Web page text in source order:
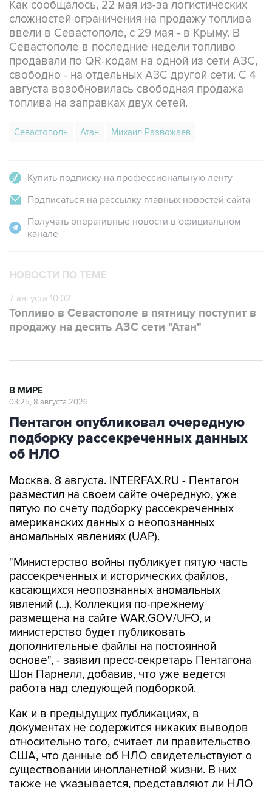
ввели в Севастополе, с 29 мая - в Крыму. В
Севастополе в последние недели топливо
продавали по QR-кодам на одной из сети АЗС,
свободно - на отдельных АЗС другой сети. С 4
августа возобновилась свободная продажа
топлива на заправках двух сетей.
Севастополь Атан Михаил Развожаев
Подписаться на рассылку главных новостей сайта
Получать оперативные новости в официальном
7 августа 10:02
продажу на десять АЗС сети "Атан"
Пентагон опубликовал очередную
подборку рассекреченных данных
об НЛО
Москва. 8 августа. INTERFAX.RU - Пентагон
пятую по счету подборку рассекреченных
американских данных о неопознанных
аномальных явлениях (UAP).
"Министерство войны публикует пятую часть
касающихся неопознанных аномальных
явлений (...). Коллекция по-прежнему
размещена на сайте WAR.GOV/UFO, и
министерство будет публиковать
дополнительные файлы на постоянной
основе", - заявил пресс-секретарь Пентагона
Шон Парнелл, добавив, что уже ведется
работа над следующей подборкой.
Как и в предыдущих публикациях, в
относительно того, считает ли правительство
США, что данные об НЛО свидетельствуют о
существовании инопланетной жизни. В них
также не указывается, представляют ли НЛО
угрозу национальной безопасности США.